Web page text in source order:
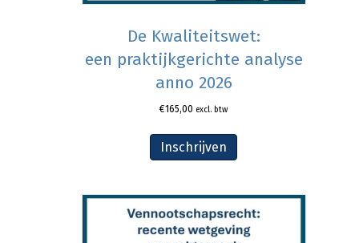
De Kwaliteitswet:
een praktijkgerichte analyse
anno 2026
€165,00 excl. btw
Inschrijven